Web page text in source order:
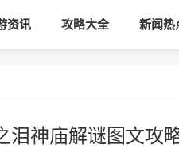
资讯 攻略大全 新闻热
泪神庙解谜图文攻